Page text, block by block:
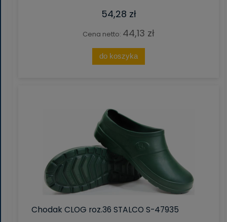
54,28 zł
Cena netto: 44,13 zł
do koszyka
Chodak CLOG roz.36 STALCO S-47935